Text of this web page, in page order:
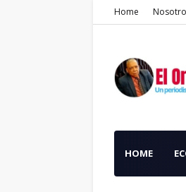
Home
HOME